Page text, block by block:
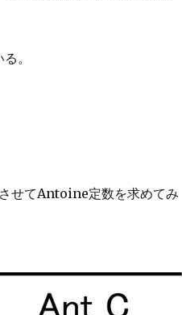
。
せてAntoine定数を求めてみ